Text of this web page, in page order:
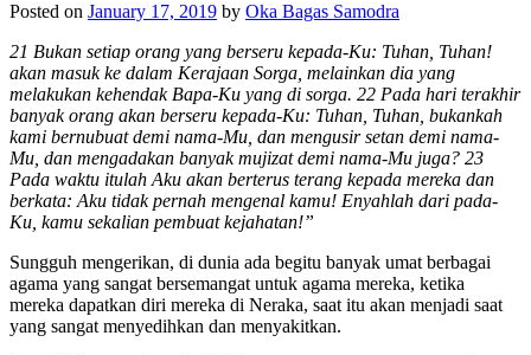
Posted on January 17, 2019 by Oka Bagas Samodra
21 Bukan setiap orang yang berseru kepada-Ku: Tuhan, Tuhan!
akan masuk ke dalam Kerajaan Sorga, melainkan dia yang
melakukan kehendak Bapa-Ku yang di sorga. 22 Pada hari terakhir
banyak orang akan berseru kepada-Ku: Tuhan, Tuhan, bukankah
kami bernubuat demi nama-Mu, dan mengusir setan demi nama-
Mu, dan mengadakan banyak mujizat demi nama-Mu juga? 23
Pada waktu itulah Aku akan berterus terang kepada mereka dan
berkata: Aku tidak pernah mengenal kamu! Enyahlah dari pada-
Ku, kamu sekalian pembuat kejahatan!”
Sungguh mengerikan, di dunia ada begitu banyak umat berbagai
agama yang sangat bersemangat untuk agama mereka, ketika
mereka dapatkan diri mereka di Neraka, saat itu akan menjadi saat
yang sangat menyedihkan dan menyakitkan.